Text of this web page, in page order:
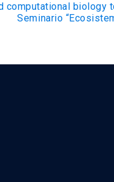
computational biology
Seminario